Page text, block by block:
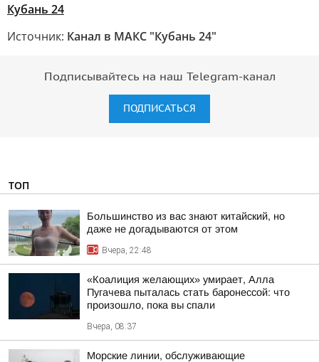
Кубань 24
Источник: Канал в МАКС "Кубань 24"
Подписывайтесь на наш Telegram-канал
ПОДПИСАТЬСЯ
ТОП
Большинство из вас знают китайский, но
даже не догадываются от этом
Вчера, 22:48
«Коалиция желающих» умирает, Алла
Пугачева пыталась стать баронессой: что
произошло, пока вы спали
Вчера, 08:37
Морские линии, обслуживающие